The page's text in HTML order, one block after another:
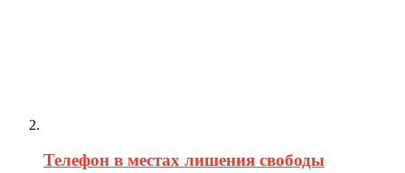
Телефон в местах лишения свободы